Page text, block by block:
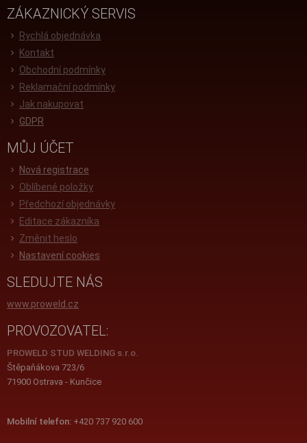
ZÁKAZNICKÝ SERVIS
Rychlá objednávka
Kontakt
Obchodní podmínky
Reklamační podmínky
Jak nakupovat
GDPR
MŮJ ÚČET
Nová registrace
Oblíbené položky
Předchozí objednávky
Editace zákazníka
Změnit heslo
Nastavení cookies
SLEDUJTE NÁS
www.proweld.cz
PROVOZOVATEL:
PROWELD STUD WELDING s.r.o.
Štěpaňákova 723/6
71900 Ostrava - Kunčice
Mobilní telefon: +420 737 920 600